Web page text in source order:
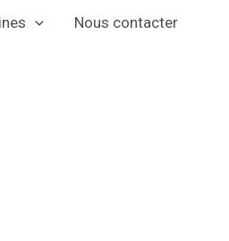
Nous contacter